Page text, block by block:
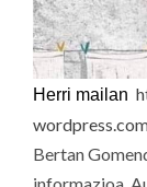
Herri mailan
Bertan